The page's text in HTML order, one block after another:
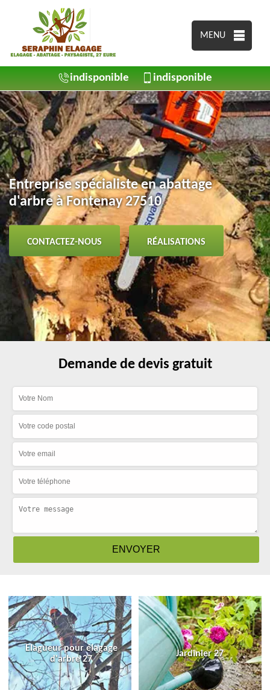
MENU
indisponible indisponible
Entreprise spécialiste en abattage
d'arbre à Fontenay 27510
CONTACTEZ-NOUS RÉALISATIONS
Demande de devis gratuit
Elagueur pour élagage
d'arbre 27
Jardinier 27